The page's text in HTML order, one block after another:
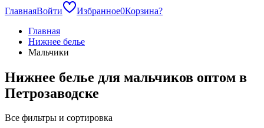
ГлавнаяВойти Избранное0Корзина?
Главная
Нижнее белье
Мальчики
Нижнее белье для мальчиков оптом в
Петрозаводске
Все фильтры и сортировка